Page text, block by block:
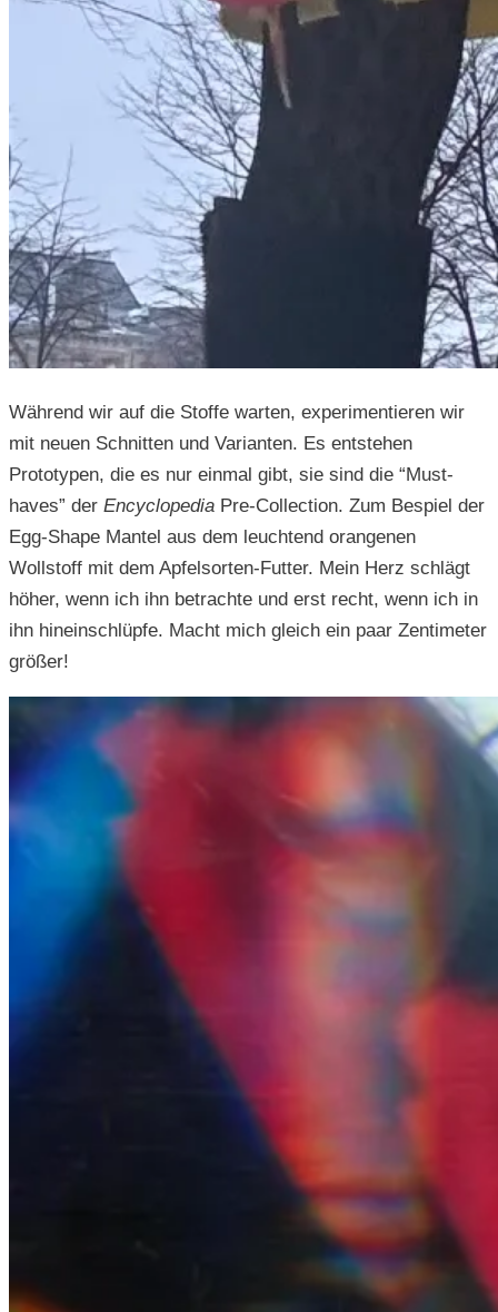
Während wir auf die Stoffe warten, experimentieren wir
mit neuen Schnitten und Varianten. Es entstehen
Prototypen, die es nur einmal gibt, sie sind die “Must-
haves” der Encyclopedia Pre-Collection. Zum Bespiel der
Egg-Shape Mantel aus dem leuchtend orangenen
Wollstoff mit dem Apfelsorten-Futter. Mein Herz schlägt
höher, wenn ich ihn betrachte und erst recht, wenn ich in
ihn hineinschlüpfe. Macht mich gleich ein paar Zentimeter
größer!